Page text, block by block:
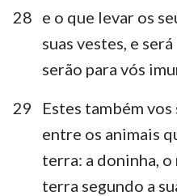
28 e o que levar os
suas vestes, e
serão para vós
29
Estes também
entre os animais
terra: a doninha,
terra segundo a